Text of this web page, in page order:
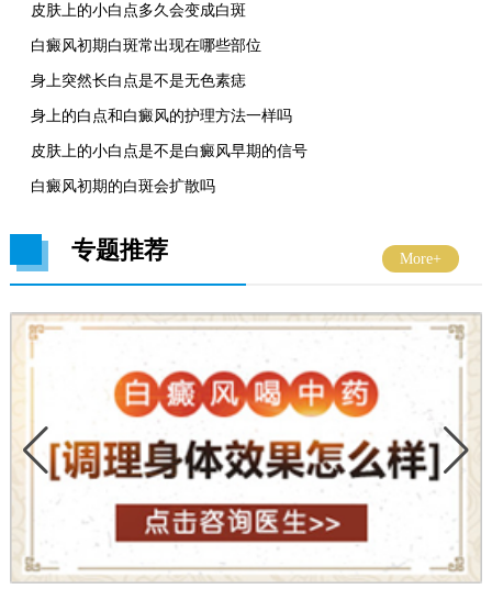
皮肤上的小白点多久会变成白斑
白癜风初期白斑常出现在哪些部位
身上突然长白点是不是无色素痣
身上的白点和白癜风的护理方法一样吗
皮肤上的小白点是不是白癜风早期的信号
白癜风初期的白斑会扩散吗
专题推荐 More+